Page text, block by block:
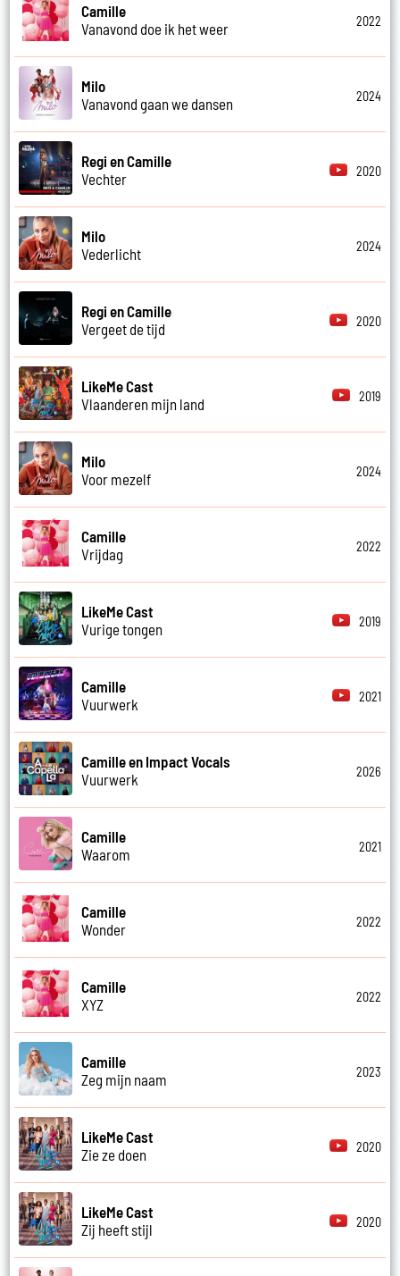
Camille
Vanavond doe ik het weer
2022
Milo
Vanavond gaan we dansen
2024
Regi en Camille
Vechter
2020
Milo
Vederlicht
2024
Regi en Camille
Vergeet de tijd
2020
LikeMe Cast
Vlaanderen mijn land
2019
Milo
Voor mezelf
2024
Camille
Vrijdag
2022
LikeMe Cast
Vurige tongen
2019
Camille
Vuurwerk
2021
Camille en Impact Vocals
Vuurwerk
2026
Camille
Waarom
2021
Camille
Wonder
2022
Camille
XYZ
2022
Camille
Zeg mijn naam
2023
LikeMe Cast
Zie ze doen
2020
LikeMe Cast
Zij heeft stijl
2020